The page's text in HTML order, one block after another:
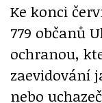
Ke konci
779 občanů
ochranou,
zaevidování
nebo